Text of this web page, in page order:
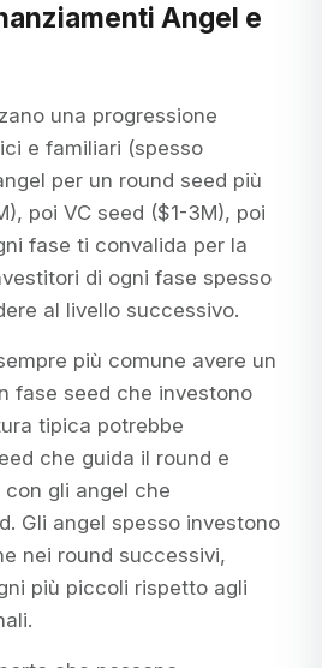
Angel e
una progressione
e familiari (spesso
per un round seed più
poi VC seed ($1-3M), poi
fase ti convalida per la
di ogni fase spesso
al livello successivo.
più comune avere un
fase seed che investono
tipica potrebbe
che guida il round e
gli angel che
Gli angel spesso investono
nei round successivi,
più piccoli rispetto agli